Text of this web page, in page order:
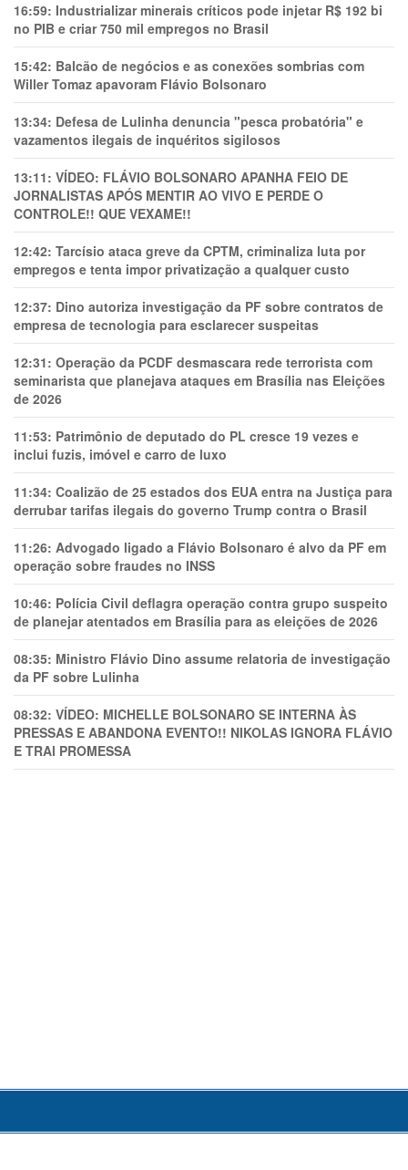
16:59: Industrializar minerais críticos pode injetar R$ 192 bi
no PIB e criar 750 mil empregos no Brasil
15:42: Balcão de negócios e as conexões sombrias com
Willer Tomaz apavoram Flávio Bolsonaro
13:34: Defesa de Lulinha denuncia "pesca probatória" e
vazamentos ilegais de inquéritos sigilosos
13:11: VÍDEO: FLÁVIO BOLSONARO APANHA FEIO DE
JORNALISTAS APÓS MENTIR AO VIVO E PERDE O
CONTROLE!! QUE VEXAME!!
12:42: Tarcísio ataca greve da CPTM, criminaliza luta por
empregos e tenta impor privatização a qualquer custo
12:37: Dino autoriza investigação da PF sobre contratos de
empresa de tecnologia para esclarecer suspeitas
12:31: Operação da PCDF desmascara rede terrorista com
seminarista que planejava ataques em Brasília nas Eleições
de 2026
11:53: Patrimônio de deputado do PL cresce 19 vezes e
inclui fuzis, imóvel e carro de luxo
11:34: Coalizão de 25 estados dos EUA entra na Justiça para
derrubar tarifas ilegais do governo Trump contra o Brasil
11:26: Advogado ligado a Flávio Bolsonaro é alvo da PF em
operação sobre fraudes no INSS
10:46: Polícia Civil deflagra operação contra grupo suspeito
de planejar atentados em Brasília para as eleições de 2026
08:35: Ministro Flávio Dino assume relatoria de investigação
da PF sobre Lulinha
08:32: VÍDEO: MICHELLE BOLSONARO SE INTERNA ÀS
PRESSAS E ABANDONA EVENTO!! NIKOLAS IGNORA FLÁVIO
E TRAl PROMESSA